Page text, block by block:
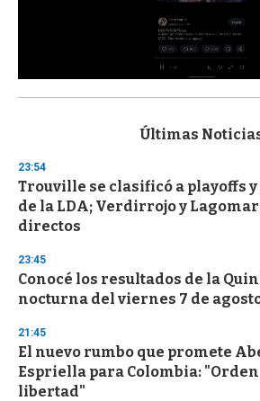
s
d
s
o
f
3
s
e
c
o
d
s
Últimas
23:54
Trouville se clasificó a playoffs
de la LDA; Verdirrojo y
directos
23:45
Conocé los resultados de la
nocturna del viernes 7 de
21:45
El nuevo rumbo que promete
Espriella para Colombia:
libertad"